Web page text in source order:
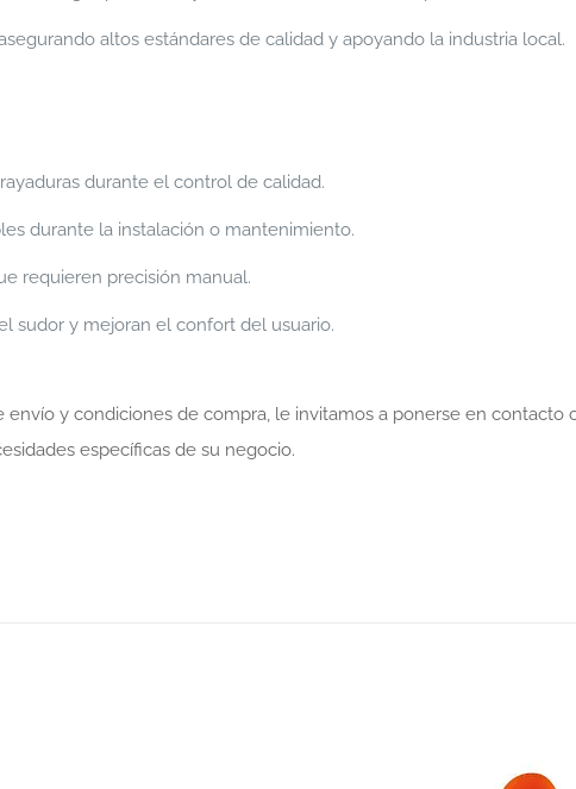
altos estándares de calidad y apoyando la industria local.
durante el control de calidad.
durante la instalación o mantenimiento.
requieren precisión manual.
sudor y mejoran el confort del usuario.
y condiciones de compra, le invitamos a ponerse en contacto
específicas de su negocio.